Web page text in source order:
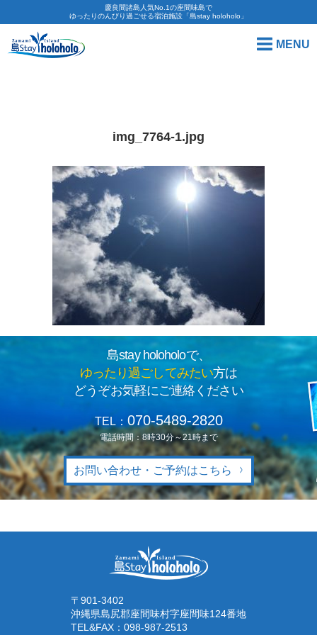
慶良間諸島人気No.1の座間味島で
ゆったりのんびり過ごせる宿泊施設「島stay holoholo」
MENU
img_7764-1.jpg
島stay holoholoで、
ゆったり過ごしてみたい方は
どうぞお気軽にご連絡ください
TEL： 070-5489-2820
電話時間：8時30分～21時まで
お問い合わせ・ご予約はこちら
〒901-3402
沖縄県島尻郡座間味村字座間味124番地
TEL&FAX： 098-987-2513